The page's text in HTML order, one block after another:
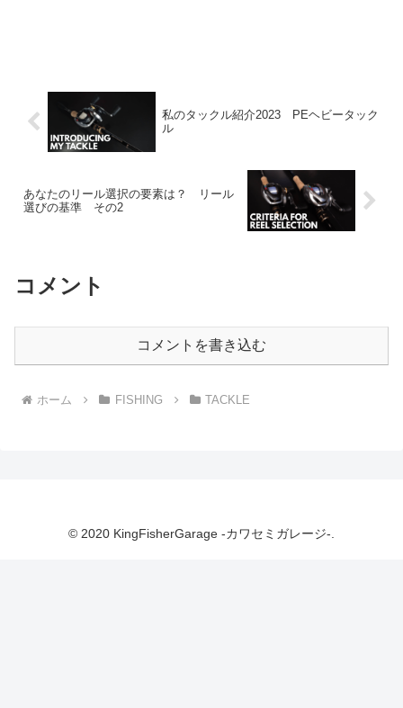
私のタックル紹介2023 PEヘビータック
ル
あなたのリール選択の要素は？ リール
選びの基準 その2
コメント
コメントを書き込む
ホーム FISHING TACKLE
© 2020 KingFisherGarage -カワセミガレージ-.